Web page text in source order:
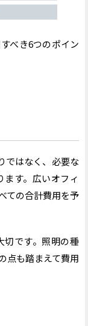
べき6つのポイン
ではなく、必要な
す。広いオフィ
ての合計費用を予
切です。照明の種
点も踏まえて費用